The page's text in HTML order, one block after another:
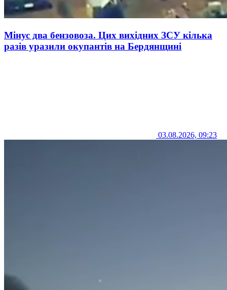
Мінус два бензовоза. Цих вихідних ЗСУ кілька
разів уразили окупантів на Бердянщині
03.08.2026, 09:23